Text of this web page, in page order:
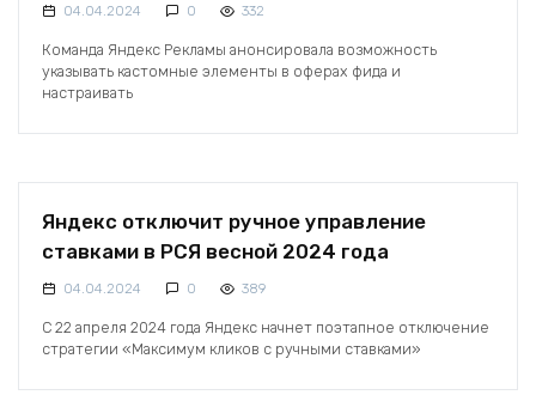
04.04.2024 0 332
Команда Яндекс Рекламы анонсировала возможность
указывать кастомные элементы в оферах фида и
настраивать
Яндекс отключит ручное управление
ставками в РСЯ весной 2024 года
04.04.2024 0 389
С 22 апреля 2024 года Яндекс начнет поэтапное отключение
стратегии «Максимум кликов с ручными ставками»